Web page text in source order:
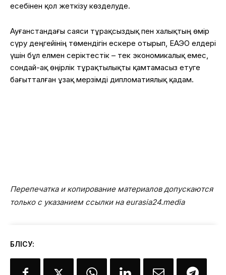
есебінен қол жеткізу көзделуде.
Ауғанстандағы саяси тұрақсыздық пен халықтың өмір
сүру деңгейінің төмендігін ескере отырып, ЕАЭО елдері
үшін бұл елмен серіктестік – тек экономикалық емес,
сондай-ақ өңірлік тұрақтылықты қамтамасыз етуге
бағытталған ұзақ мерзімді дипломатиялық қадам.
Перепечатка и копирование материалов допускаются
только с указанием ссылки на eurasia24.media
БӨЛІСУ: